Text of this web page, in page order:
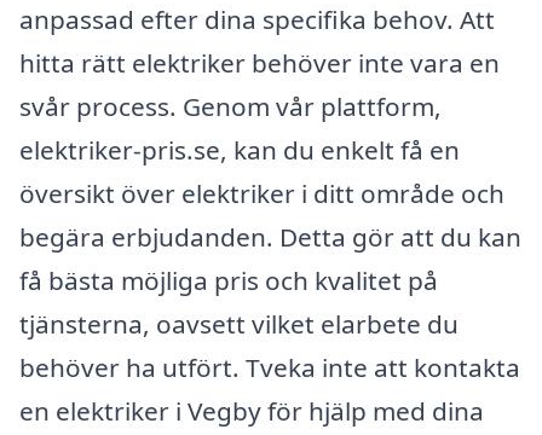
anpassad efter dina specifika behov. Att
hitta rätt elektriker behöver inte vara en
svår process. Genom vår plattform,
elektriker-pris.se, kan du enkelt få en
översikt över elektriker i ditt område och
begära erbjudanden. Detta gör att du kan
få bästa möjliga pris och kvalitet på
tjänsterna, oavsett vilket elarbete du
behöver ha utfört. Tveka inte att kontakta
en elektriker i Vegby för hjälp med dina